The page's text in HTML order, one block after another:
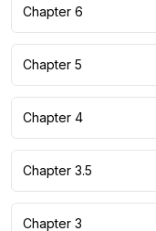
Chapter 6
Chapter 5
Chapter 4
Chapter 3.5
Chapter 3